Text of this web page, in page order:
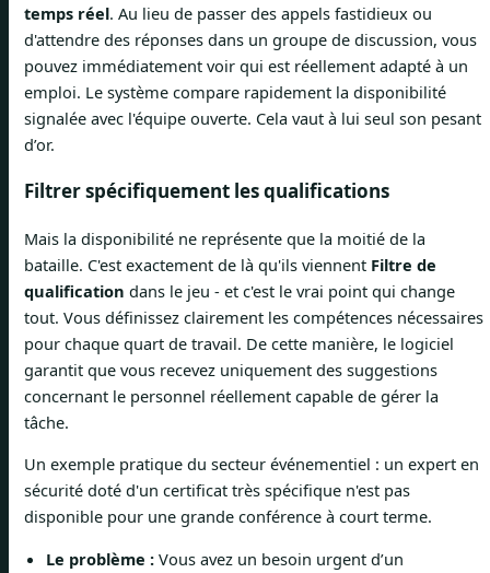
temps réel. Au lieu de passer des appels fastidieux ou
d'attendre des réponses dans un groupe de discussion, vous
pouvez immédiatement voir qui est réellement adapté à un
emploi. Le système compare rapidement la disponibilité
signalée avec l'équipe ouverte. Cela vaut à lui seul son pesant
d’or.
Filtrer spécifiquement les qualifications
Mais la disponibilité ne représente que la moitié de la
bataille. C'est exactement de là qu'ils viennent Filtre de
qualification dans le jeu - et c'est le vrai point qui change
tout. Vous définissez clairement les compétences nécessaires
pour chaque quart de travail. De cette manière, le logiciel
garantit que vous recevez uniquement des suggestions
concernant le personnel réellement capable de gérer la
tâche.
Un exemple pratique du secteur événementiel : un expert en
sécurité doté d'un certificat très spécifique n'est pas
disponible pour une grande conférence à court terme.
Le problème : Vous avez un besoin urgent d’un